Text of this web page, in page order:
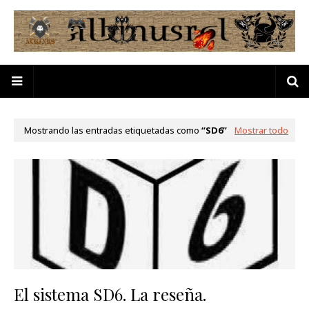
Mostrando las entradas etiquetadas como SD6 Mostrar todo
El sistema SD6. La reseña.